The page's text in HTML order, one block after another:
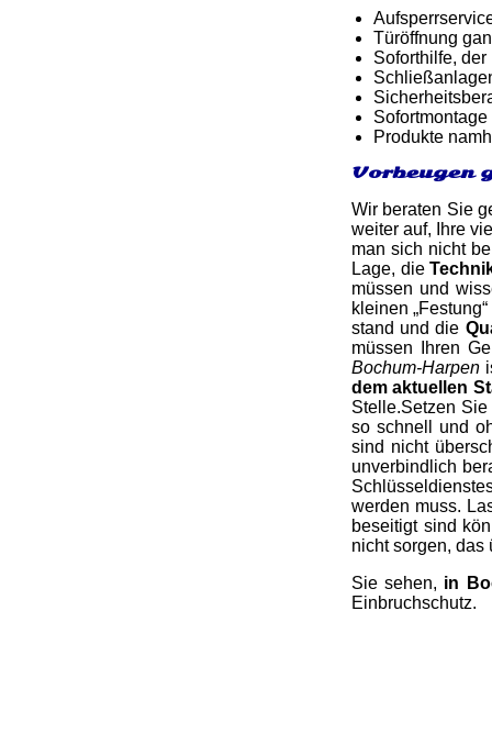
Türöffnung
Soforthilfe,
Produkte
Vorbeugen
Wir beraten Sie
weiter auf, Ihre
man sich nicht
Lage, die
müssen und
kleinen
stand und die
müssen Ihren
Bochum-Harpen
dem aktuellen
Stelle.Setzen
so schnell und
sind nicht
unverbindlich
werden muss.
beseitigt sind
nicht sorgen, das
Sie sehen, in
Einbruchschutz.